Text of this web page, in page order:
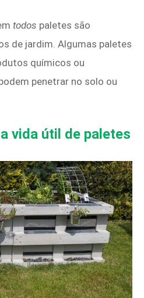
todos paletes são
de jardim. Algumas paletes
químicos ou
penetrar no solo ou
vida útil de paletes